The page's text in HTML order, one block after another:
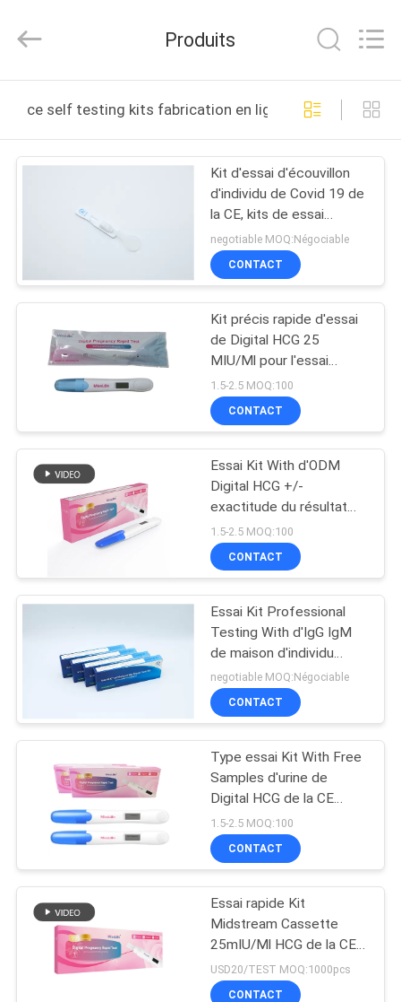
MAISON
PRODUITS
NOUS
VISITE
D'USINE
CONTRÔLE
QUALITÉ
NOUS
NOUVELLES
UNE
CITATION
PLAN
SITE
PRIVACY
POLICY
Guangzhou
Decheng
All
Produits
ce self testing kits fabrication en ligne
Kit d'essai d'écouvillon
d'individu de Covid 19 de
la CE, kits de essai
d'individu d'antigène
negotiable MOQ:Négociable
CONTACT
Kit précis rapide d'essai
de Digital HCG 25
MIU/Ml pour l'essai
d'individu
1.5-2.5 MOQ:100
CONTACT
Essai Kit With d'ODM
Digital HCG +/-
exactitude du résultat
99,9% pour la détection
de grossesse
1.5-2.5 MOQ:100
CONTACT
Essai Kit Professional
Testing With d'IgG IgM
de maison d'individu
durée de conservation
de 1 an
negotiable MOQ:Négociable
CONTACT
Type essai Kit With Free
Samples d'urine de
Digital HCG de la CE
d'OIN de 510k
1.5-2.5 MOQ:100
CONTACT
Essai rapide Kit
Midstream Cassette
25mIU/Ml HCG de la CE
de grossesse d'autotest
de Digital
USD20/TEST MOQ:1000pcs
CONTACT